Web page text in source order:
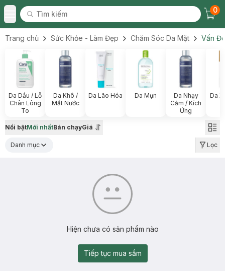
Toggle Menu
Tìm kiếm
Tìm kiếm
0
Trang chủ Sức Khỏe - Làm Đẹp Chăm Sóc Da Mặt Vấn
Da Dầu / Lỗ
Chân Lông
To
Da Khô /
Mất Nước
Da Lão Hóa Da Mụn
Da Nhạy
Cảm / Kích
Ứng
Da
Nổi bậtMới nhấtBán chạyGiá
Danh mục Lọc
Hiện chưa có sản phẩm nào
Tiếp tục mua sắm